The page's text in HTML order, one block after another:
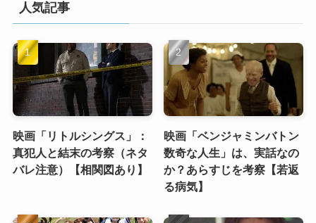
人気記事
映画「リトルシングス」：
真犯人と結末の考察（ネタ
バレ注意）【相関図あり】
映画「ベンジャミンバトン
数奇な人生」は、実話なの
か？あらすじを考察【若返
る病気】